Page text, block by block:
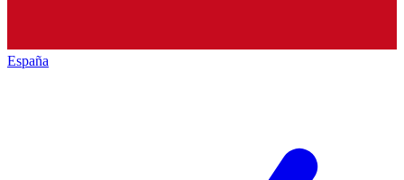
España